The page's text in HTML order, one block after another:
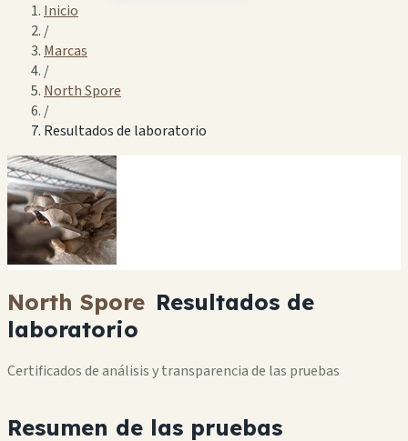
Inicio
/
Marcas
/
North Spore
/
Resultados de laboratorio
North Spore Resultados de
laboratorio
Certificados de análisis y transparencia de las pruebas
Resumen de las pruebas